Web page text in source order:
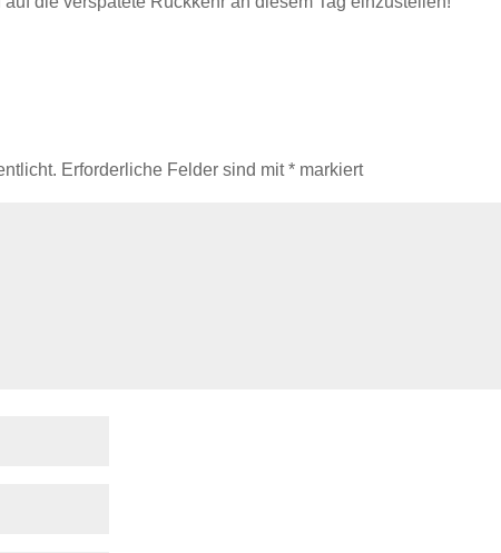
Erforderliche Felder sind mit* markiert